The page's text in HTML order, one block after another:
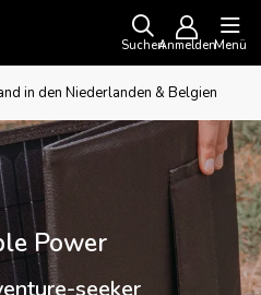
SuchenAnmeldenMenü
in den Niederlanden & Belgien
Power
seeker